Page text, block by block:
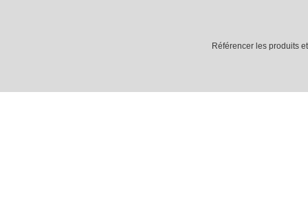
Référencer les produits